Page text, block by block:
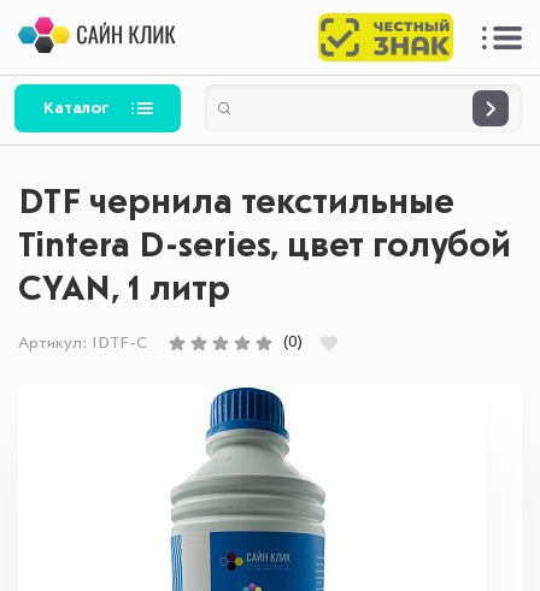
Каталог
DTF чернила текстильные
Tintera D-series, цвет голубой
CYAN, 1 литр
Артикул: IDTF-C (0)